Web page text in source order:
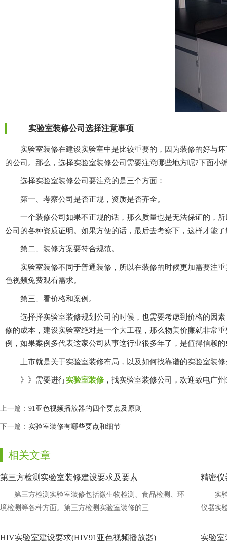
实验室装修公司选择注意事项
实验室装修在建设实验室中是比较重要的，因为装修的好与坏
的公司。那么，选择实验室装修公司需要注意哪些地方呢?下面小
选择实验室装修公司要注意的是三个方面：
第一、考察公司是否正规，资质是否齐全。
一个装修公司如果不正规的话，那么质量也是无法保证的，
公司的各种资质证明。如果方便的话，最后去考察下，这样才能了解
第二、装修方案要符合规范。
实验室装修不同于普通装修，所以在装修的时候更加需要注重
色视频免费观看需求。
第三、看价格和案例。
选择择实验室装修规划公司的时候，也需要考虑到价格的因素，
修的成本，建设实验室绝对是一个大工程，那么物美价廉就非常重
例，如果案例多代表这家公司从事这行业很多年了，是值得信赖
上市就是关于实验室装修布局，以及如何找靠谱的实验室装修公
》》需要进行实验室装修 ，找实验室装修公司，欢迎致
上一篇： 91亚色视频播放器的四个要点及原则
下一篇： 实验室装修有哪些要点和细节
相关文章
第三方检测实验室装修建设要求及要素
第三方检测实验室装修包括微生物检测、食品检测、环
境检测等各种方面。第三方检测实验室装修的三......
精密仪
实
仪器实
HIV实验室建设要求(HIV91亚色视频播放器) 实验室